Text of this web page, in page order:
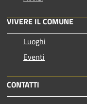
VIVERE IL COMUNE
Luoghi
Eventi
CONTATTI